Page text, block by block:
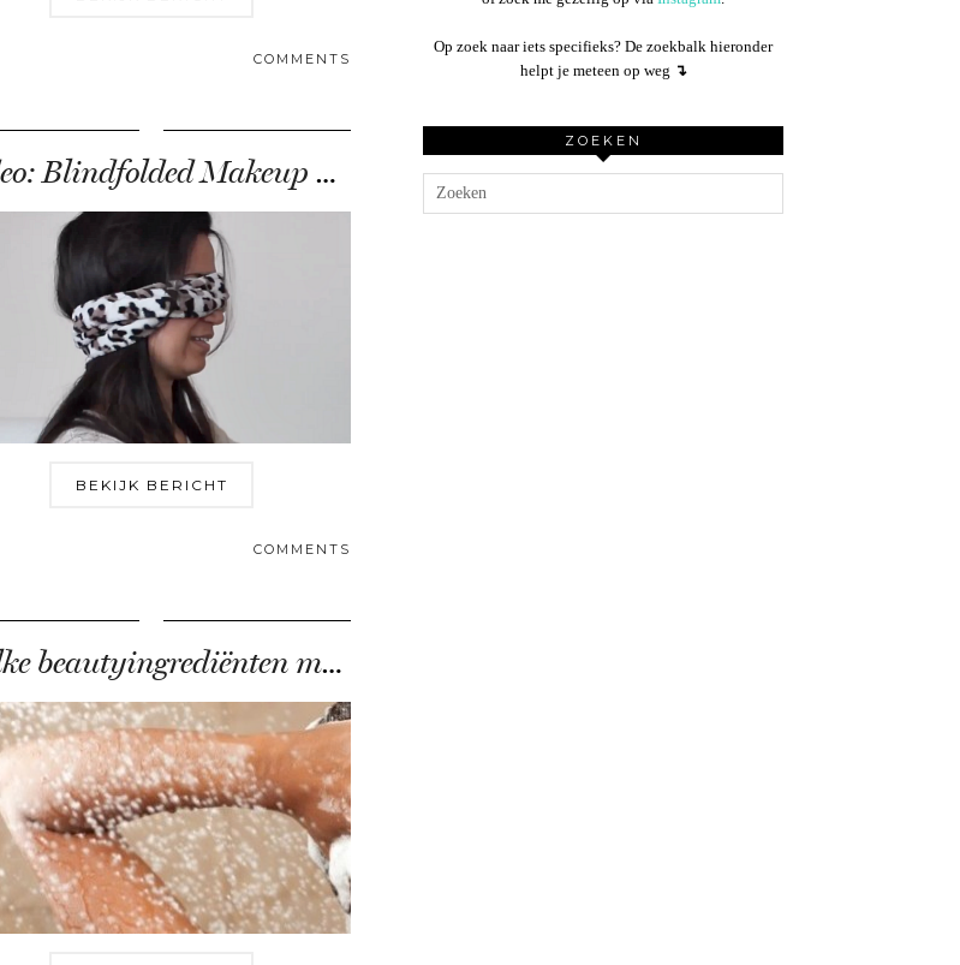
COMMENTS
Video: Blindfolded Makeup Challenge
BEKIJK BERICHT
COMMENTS
Welke beautyingrediënten moet ik vermijden?
Op zoek naar iets specifieks? De zoekbalk hieronder
helpt je meteen op weg ↴
ZOEKEN